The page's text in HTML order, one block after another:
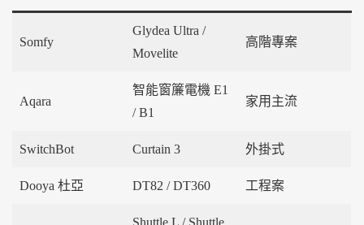
Somfy
Glydea Ultra /
Movelite
高階專案
Aqara
智能窗簾電機 E1
/ B1
家用主流
SwitchBot Curtain 3 外掛式
Dooya 杜亞 DT82 / DT360 工程案
Shuttle L / Shuttle